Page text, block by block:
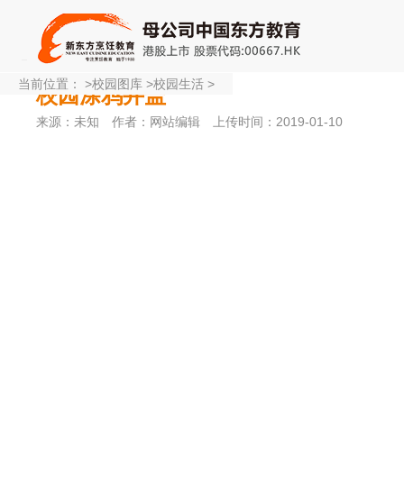
校园涂鸦井盖
来源：未知 作者：网站编辑 上传时间：2019-01-10
当前位置： >校园图库 >校园生活 >